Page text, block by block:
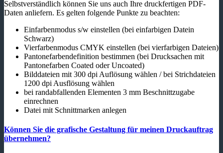
Selbstverständlich können Sie uns auch Ihre druckfertigen PDF-
Daten anliefern. Es gelten folgende Punkte zu beachten:
Einfarbenmodus s/w einstellen (bei einfarbigen Datein
Schwarz)
Vierfarbenmodus CMYK einstellen (bei vierfarbigen Dateien)
Pantonefarbendefinition bestimmen (bei Drucksachen mit
Pantonefarben Coated oder Uncoated)
Bilddateien mit 300 dpi Auflösung wählen / bei Strichdateien
1200 dpi Ausflösung wählen
bei randabfallenden Elementen 3 mm Beschnittzugabe
einrechnen
Datei mit Schnittmarken anlegen
Können Sie die grafische Gestaltung für meinen Druckauftrag
übernehmen?